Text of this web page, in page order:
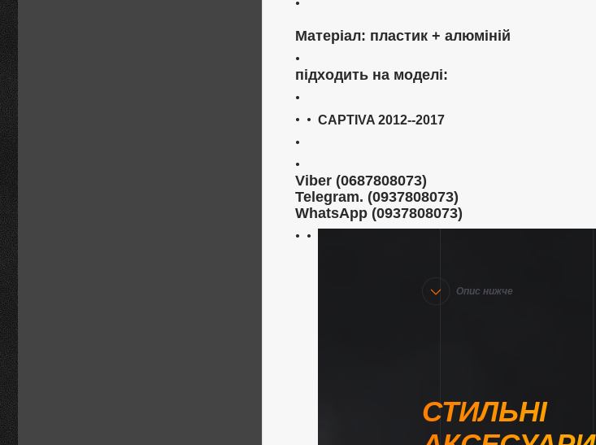
Матеріал: пластик + алюміній
підходить на моделі:
CAPTIVA 2012--2017
Viber (0687808073)
Telegram. (0937808073)
WhatsApp (0937808073)
Опис нижче
СТИЛЬНІ